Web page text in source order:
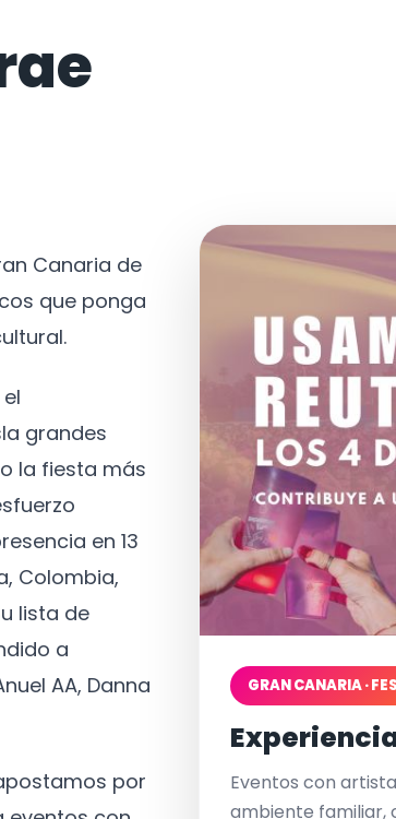
Canaria de
que ponga
grandes
la fiesta más
en 13
Colombia,
lista de
a
AA, Danna
por
GRAN CANARIA ·
Eventos con
ambiente familiar,